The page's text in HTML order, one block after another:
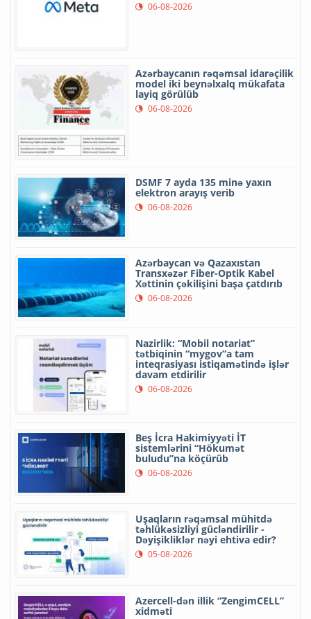
06-08-2026
Azərbaycanın rəqəmsal idarəçilik
model iki beynəlxalq mükafata
layiq görülüb
06-08-2026
DSMF 7 ayda 135 minə yaxın
elektron arayış verib
06-08-2026
Azərbaycan və Qazaxıstan
Transxəzər Fiber-Optik Kabel
Xəttinin çəkilişini başa çatdırıb
06-08-2026
Nazirlik: “Mobil notariat”
tətbiqinin “mygov”a tam
inteqrasiyası istiqamətində işlər
davam etdirilir
06-08-2026
Beş İcra Hakimiyyəti İT
sistemlərini “Hökumət
buludu”na köçürüb
06-08-2026
Uşaqların rəqəmsal mühitdə
təhlükəsizliyi gücləndirilir -
Dəyişikliklər nəyi ehtiva edir?
05-08-2026
Azercell-dən illik “ZengimCELL”
xidməti